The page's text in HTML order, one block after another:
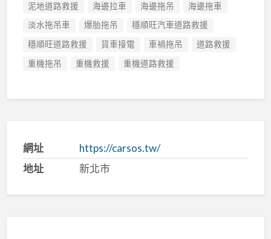
泥地道路救援
海邊拉車 海邊拖吊
海邊拖車
淡水拖吊車
爆胎拖吊
穩順旺汽車道路救援
穩順旺道路救援
貨車接電 車禍拖吊
道路救援
重機拖吊
重機救援 重機道路救援
網址
https://carsos.tw/
地址
新北市